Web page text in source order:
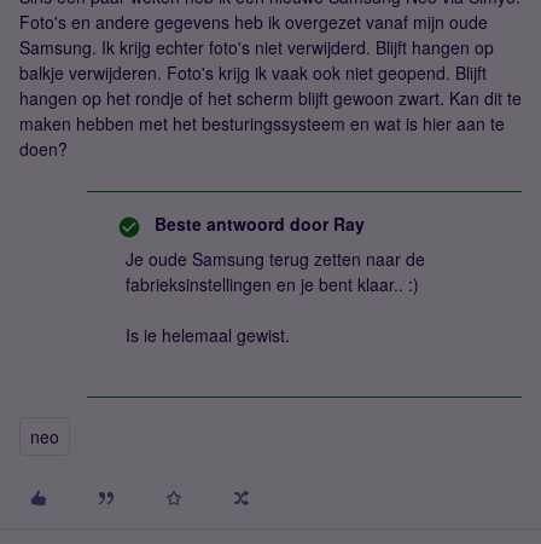
Foto's en andere gegevens heb ik overgezet vanaf mijn oude
Samsung. Ik krijg echter foto's niet verwijderd. Blijft hangen op
balkje verwijderen. Foto's krijg ik vaak ook niet geopend. Blijft
hangen op het rondje of het scherm blijft gewoon zwart. Kan dit te
maken hebben met het besturingssysteem en wat is hier aan te
doen?
Beste antwoord door Ray
Je oude Samsung terug zetten naar de
fabrieksinstellingen en je bent klaar.. :)
Is ie helemaal gewist.
neo